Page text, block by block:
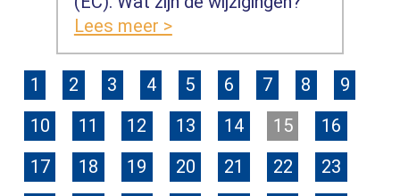
Lees meer >
1 2 3 4 5 6 7 8
9
10
11 12 13 14 15
16
17
18 19 20 21 22
23